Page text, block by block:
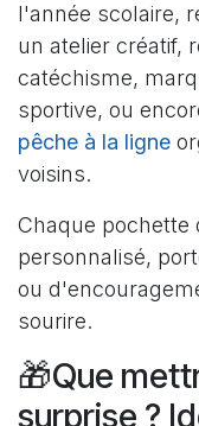
l'année scolaire,
un atelier créatif,
catéchisme,
sportive, ou
pêche à la ligne
voisins.
Chaque pochette
personnalisé,
ou
sourire.
🎁Que
surprise ?